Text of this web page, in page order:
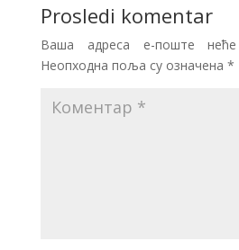
Prosledi komentar
Ваша адреса е-поште
Неопходна поља су означена *